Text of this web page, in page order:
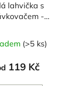
lahvička s
-
hodnocení
produktu
(>5 ks)
119 Kč